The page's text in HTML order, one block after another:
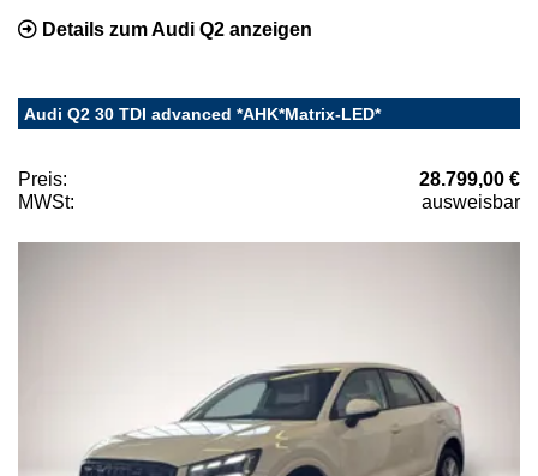
Details zum Audi Q2 anzeigen
Audi Q2 30 TDI advanced *AHK*Matrix-LED*
Preis:
28.799,00 €
MWSt:
ausweisbar